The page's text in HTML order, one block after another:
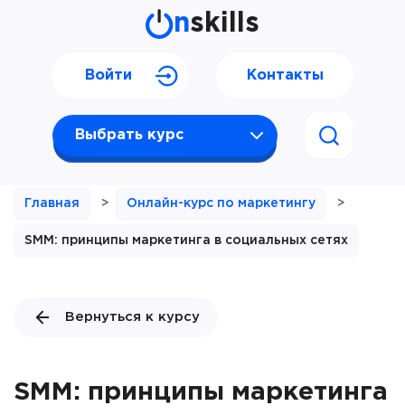
nskills
Выбрать курс
Войти Контакты
Главная > Онлайн-курс по маркетингу >
SMM: принципы маркетинга в социальных сетях
Вернуться к курсу
SMM: принципы маркетинга